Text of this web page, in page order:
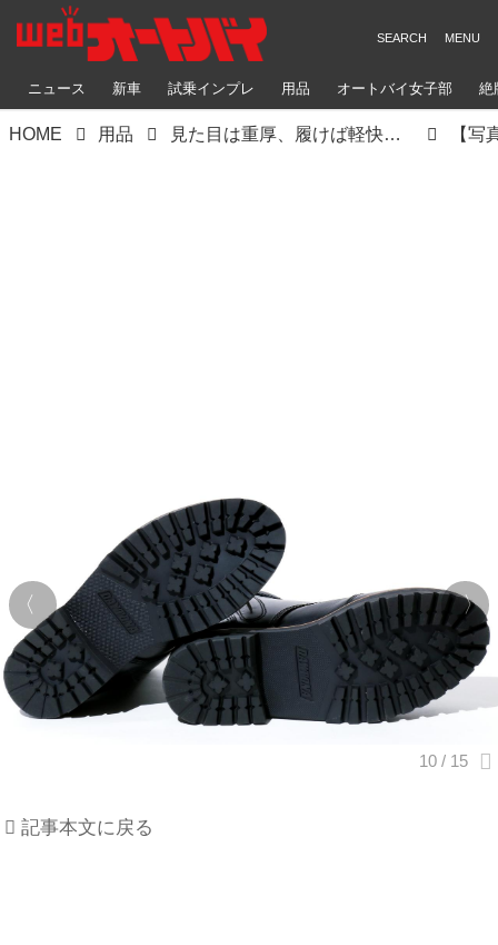
ニュース 新車 試乗インプレ 用品 オートバイ女子部 絶
HOME 用品 見た目は重厚、履けば軽快！ デイトナ「ダービーライドブーツ」は革製品ならではの魅力と機能性を備えたお洒落なライディングブーツ 【写
記事本文に戻る